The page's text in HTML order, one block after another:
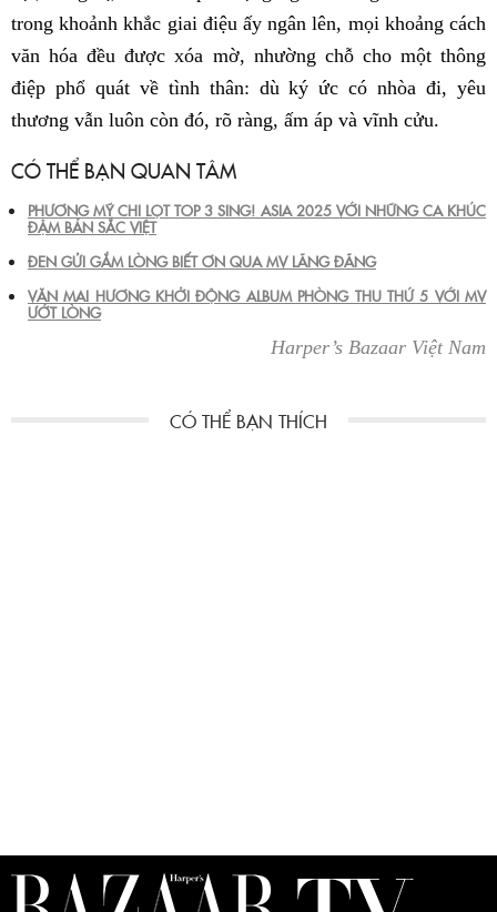
trong khoảnh khắc giai điệu ấy ngân lên, mọi khoảng cách
văn hóa đều được xóa mờ, nhường chỗ cho một thông
điệp phổ quát về tình thân: dù ký ức có nhòa đi, yêu
thương vẫn luôn còn đó, rõ ràng, ấm áp và vĩnh cửu.
CÓ THỂ BẠN QUAN TÂM
PHƯƠNG MỸ CHI LỌT TOP 3 SING! ASIA 2025 VỚI NHỮNG CA KHÚC
ĐẬM BẢN SẮC VIỆT
ĐEN GỬI GẮM LÒNG BIẾT ƠN QUA MV LÃNG ĐÃNG
VĂN MAI HƯƠNG KHỞI ĐỘNG ALBUM PHÒNG THU THỨ 5 VỚI MV
ƯỚT LÒNG
Harper’s Bazaar Việt Nam